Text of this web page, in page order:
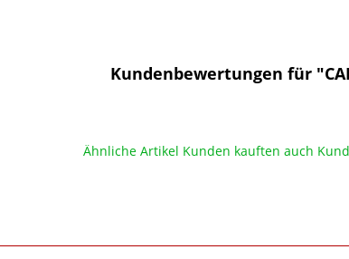
Kundenbewertungen für
Ähnliche Artikel Kunden kauften auch